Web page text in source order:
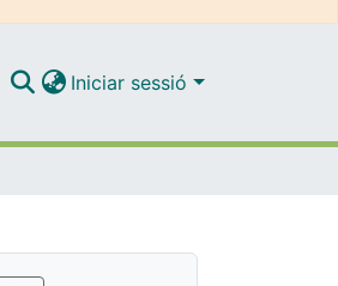
Iniciar sessió